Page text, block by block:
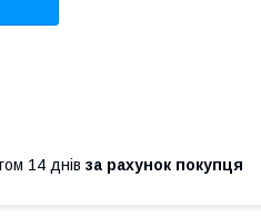
14 днів за рахунок покупця